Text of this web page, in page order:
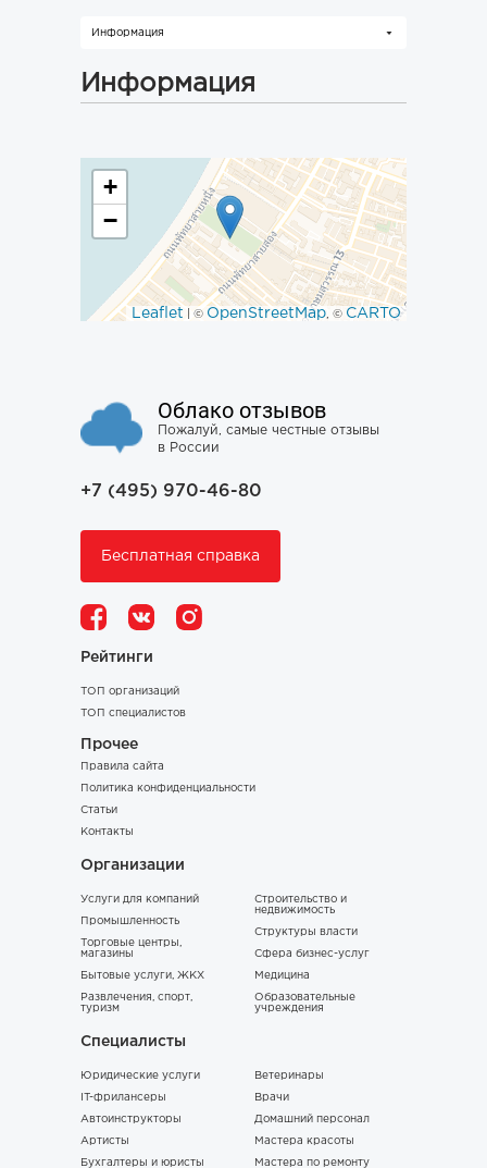
Информация
Информация
+
−
Leaflet | © OpenStreetMap, © CARTO
Облако отзывов
Пожалуй, самые честные отзывы
в России
+7 (495) 970-46-80
Бесплатная справка
Рейтинги
ТОП организаций
ТОП специалистов
Прочее
Правила сайта
Политика конфиденциальности
Статьи
Контакты
Организации
Услуги для компаний
Промышленность
Торговые центры,
магазины
Бытовые услуги, ЖКХ
Развлечения, спорт,
туризм
Строительство и
недвижимость
Структуры власти
Сфера бизнес-услуг
Медицина
Образовательные
учреждения
Специалисты
Юридические услуги
IT-фрилансеры
Автоинструкторы
Артисты
Бухгалтеры и юристы
Ветеринары
Врачи
Домашний персонал
Мастера красоты
Мастера по ремонту